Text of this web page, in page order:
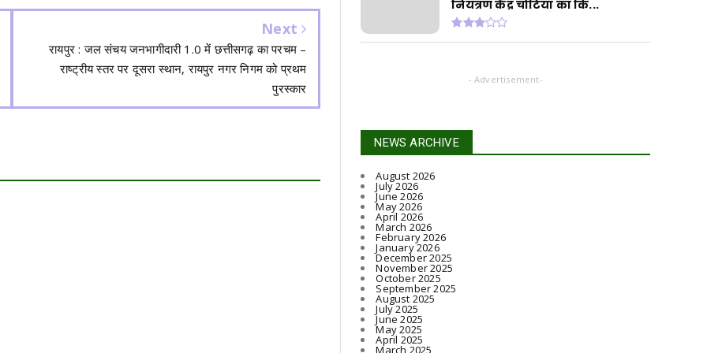
Next
रायपुर : जल संचय जनभागीदारी 1.0 में छत्तीसगढ़ का परचम –
राष्ट्रीय स्तर पर दूसरा स्थान, रायपुर नगर निगम को प्रथम
पुरस्कार
नियंत्रण केंद्र चोटिया का कि...
- Advertisement-
NEWS ARCHIVE
August 2026
July 2026
June 2026
May 2026
April 2026
March 2026
February 2026
January 2026
December 2025
November 2025
October 2025
September 2025
August 2025
July 2025
June 2025
May 2025
April 2025
March 2025